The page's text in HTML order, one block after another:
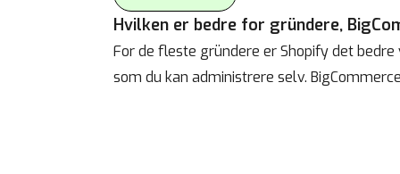
Hvilken er bedre for gründere,
For de fleste gründere er Shopify det
som du kan administrere selv.
Preferanser